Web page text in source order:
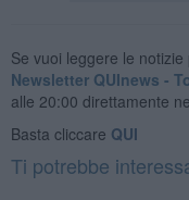
Se vuoi leggere le
Newsletter QUInews -
alle 20:00 direttamente
Basta cliccare QUI
Ti potrebbe